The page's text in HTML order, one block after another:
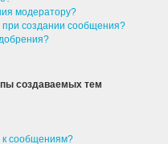
модератору?
при создании сообщения?
создаваемых тем
к сообщениям?